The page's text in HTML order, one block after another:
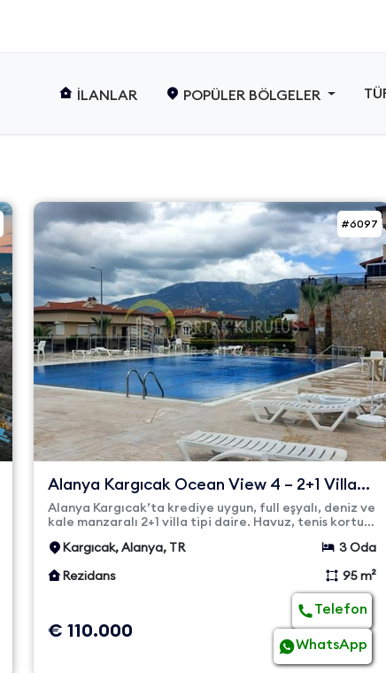
İLANLAR POPÜLER BÖLGELER
#6097
Alanya Kargıcak Ocean View 4 – 2+1 Villa
Tipi Deniz Manzaral...
Alanya Kargıcak’ta krediye uygun, full eşyalı, deniz ve
kale manzaralı 2+1 villa tipi daire. Havuz, tenis kortu,
Kargıcak, Alanya, TR
3 Oda
Rezidans
95 m²
€ 110.000
Telefon
WhatsApp